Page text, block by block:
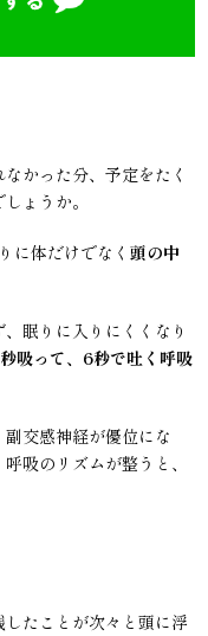
かった分、予定をたく
ょうか。
に体だけでなく頭の中
眠りに入りにくくなり
吸って、6秒で吐く呼吸
副交感神経が優位にな
吸のリズムが整うと、
たことが次々と頭に浮